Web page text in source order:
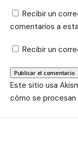
Recibir un
comentarios a
Recibir un
Este sitio usa
cómo se